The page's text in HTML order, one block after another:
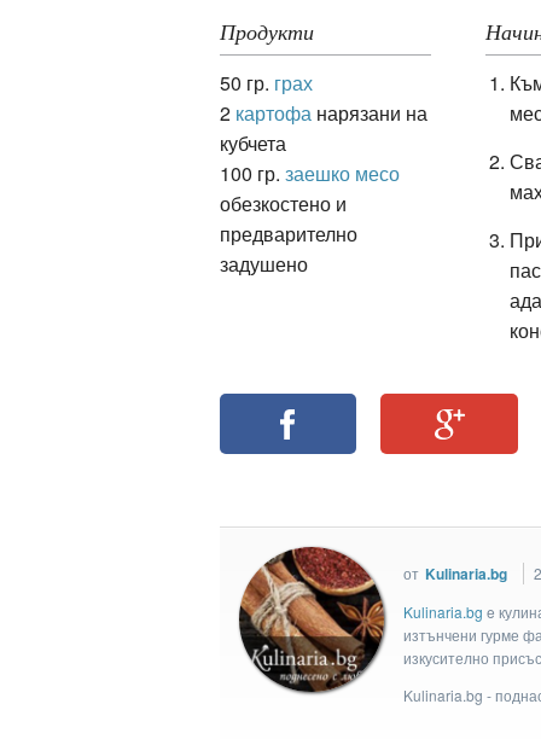
Продукти
50 гр. грах
2 картофа нарязани на
кубчета
100 гр. заешко месо
обезкостено и
предварително
задушено
от Kulinaria.bg
Kulinaria.bg e
изтънчени гурме
изкусително
Kulinaria.bg -